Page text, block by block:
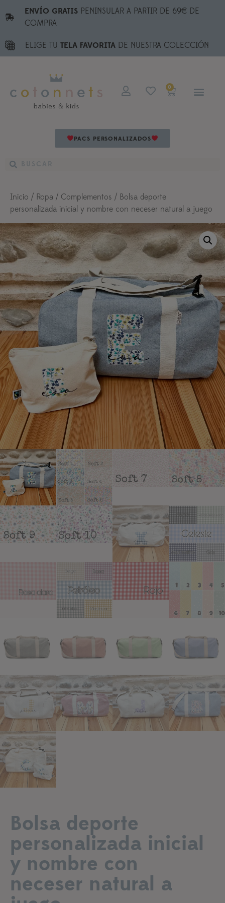
ENVÍO GRATISPENINSULAR A PARTIR DE 69€ DE
COMPRA
ELIGE TU TELA FAVORITA DE NUESTRA COLECCIÓN
0
PACS PERSONALIZADOS
Inicio / Ropa / Complementos / Bolsa deporte
personalizada inicial y nombre con neceser natural a juego
Añadir a lista de deseos
Bolsa deporte
personalizada inicial
y nombre con
neceser natural a